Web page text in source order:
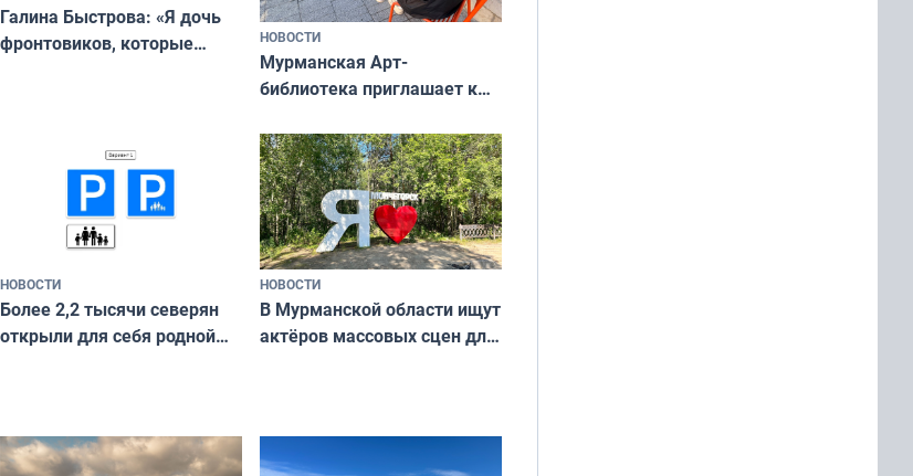
Галина Быстрова: «Я дочь
фронтовиков, которые
НОВОСТИ
Мурманская Арт-
библиотека приглашает к
и фотографов
НОВОСТИ
Более 2,2 тысячи северян
открыли для себя родной
НОВОСТИ
В Мурманской области ищут
актёров массовых сцен для